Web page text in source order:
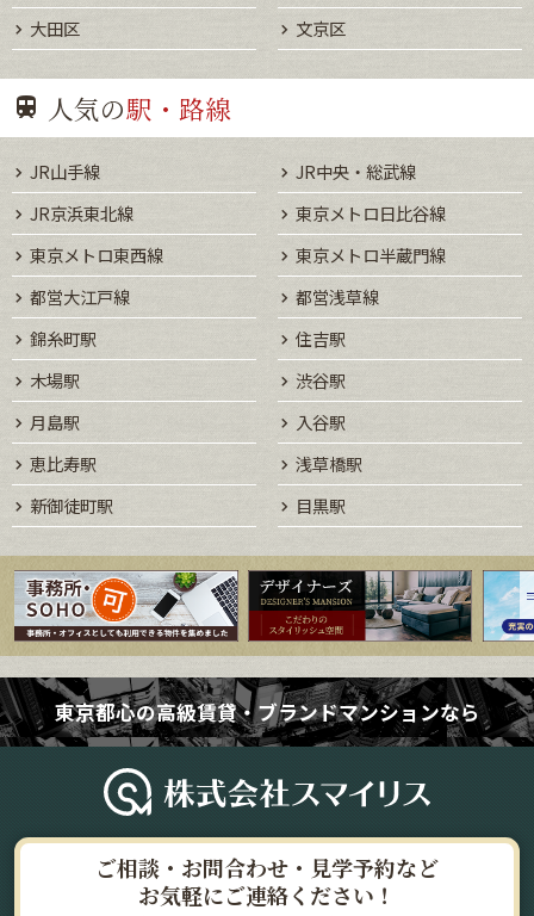
大田区
文京区
人気の駅・路線
JR山手線
JR中央・総武線
JR京浜東北線
東京メトロ日比谷線
東京メトロ東西線
東京メトロ半蔵門線
都営大江戸線
都営浅草線
錦糸町駅
住吉駅
木場駅
渋谷駅
月島駅
入谷駅
恵比寿駅
浅草橋駅
新御徒町駅
目黒駅
東京都心の高級賃貸・ブランドマンションなら
ご相談・お問合わせ・見学予約など
お気軽にご連絡ください！